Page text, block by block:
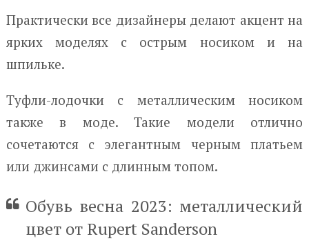
Практически все дизайнеры делают акцент на
ярких моделях с острым носиком и на
шпильке.
Туфли-лодочки с металлическим носиком
также в моде. Такие модели отлично
сочетаются с элегантным черным платьем
или джинсами с длинным топом.
Обувь весна 2023: металлический
цвет от Rupert Sanderson